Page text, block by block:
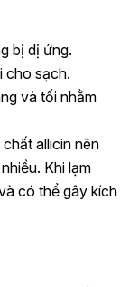
bị dị ứng.
cho sạch.
và tối nhằm
allicin nên
Khi lạm
có thể gây kích